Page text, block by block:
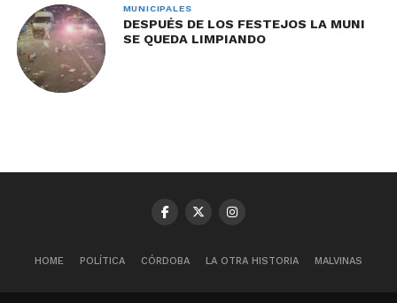
MUNICIPALES
DESPUÉS DE LOS FESTEJOS LA MUNI
SE QUEDA LIMPIANDO
HOME POLÍTICA CÓRDOBA LA OTRA HISTORIA MALVINAS